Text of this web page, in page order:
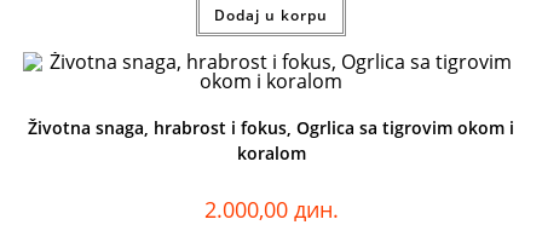
Dodaj u korpu
Životna snaga, hrabrost i fokus, Ogrlica sa tigrovim okom i
koralom
2.000,00 дин.